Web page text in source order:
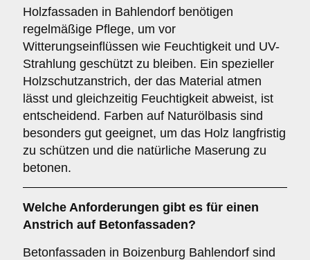
Holzfassaden in Bahlendorf benötigen
regelmäßige Pflege, um vor
Witterungseinflüssen wie Feuchtigkeit und UV-
Strahlung geschützt zu bleiben. Ein spezieller
Holzschutzanstrich, der das Material atmen
lässt und gleichzeitig Feuchtigkeit abweist, ist
entscheidend. Farben auf Naturölbasis sind
besonders gut geeignet, um das Holz langfristig
zu schützen und die natürliche Maserung zu
betonen.
Welche Anforderungen gibt es für einen
Anstrich auf Betonfassaden?
Betonfassaden in Boizenburg Bahlendorf sind